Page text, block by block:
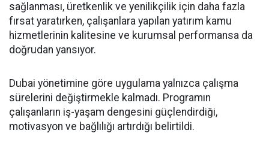
sağlanması, üretkenlik ve yenilikçilik için daha fazla
fırsat yaratırken, çalışanlara yapılan yatırım kamu
hizmetlerinin kalitesine ve kurumsal performansa da
doğrudan yansıyor.
Dubai yönetimine göre uygulama yalnızca çalışma
sürelerini değiştirmekle kalmadı. Programın
çalışanların iş-yaşam dengesini güçlendirdiği,
motivasyon ve bağlılığı artırdığı belirtildi.